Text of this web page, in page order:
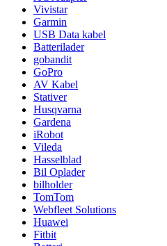
Vivistar
Garmin
USB Data kabel
Batterilader
gobandit
GoPro
AV Kabel
Stativer
Husqvarna
Gardena
iRobot
Vileda
Hasselblad
Bil Oplader
bilholder
TomTom
Webfleet Solutions
Huawei
Fitbit